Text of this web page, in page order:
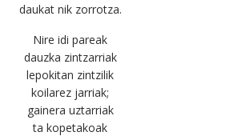
daukat nik zorrotza.
Nire idi pareak
dauzka zintzarriak
lepokitan zintzilik
koilarez jarriak;
gainera uztarriak
ta kopetakoak